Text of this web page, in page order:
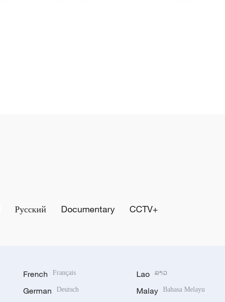
Русский Documentary CCTV+
French Français
German Deutsch
Lao ລາວ
Malay Bahasa Melayu